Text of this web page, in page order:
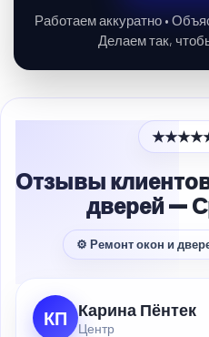
Работаем аккуратно •
Делаем так,
Отзывы
дверей —
⚙ Ремонт окон и
КП Карина Пёнтек
Центр